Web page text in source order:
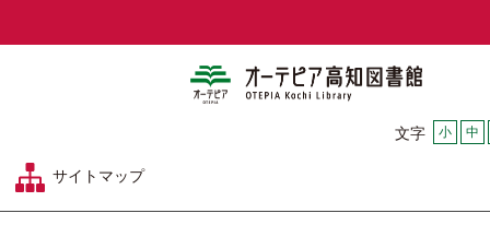
文字 小 中
サイトマップ